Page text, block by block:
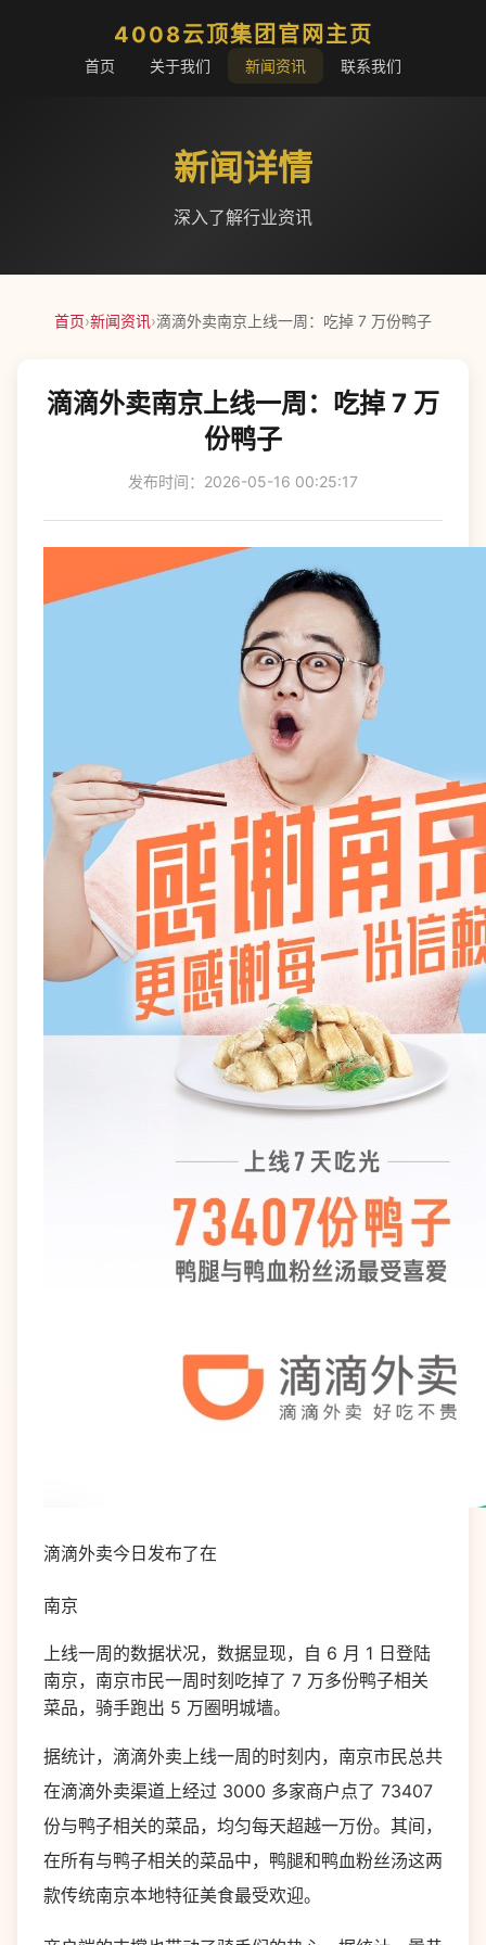
4008云顶集团官网主页
首页 关于我们 新闻资讯 联系我们
新闻详情
深入了解行业资讯
首页›新闻资讯›滴滴外卖南京上线一周：吃掉 7 万份鸭子
滴滴外卖南京上线一周：吃掉 7 万
份鸭子
发布时间：2026-05-16 00:25:17
滴滴外卖今日发布了在
南京
上线一周的数据状况，数据显现，自 6 月 1 日登陆
南京，南京市民一周时刻吃掉了 7 万多份鸭子相关
菜品，骑手跑出 5 万圈明城墙。
据统计，滴滴外卖上线一周的时刻内，南京市民总共
在滴滴外卖渠道上经过 3000 多家商户点了 73407
份与鸭子相关的菜品，均匀每天超越一万份。其间，
在所有与鸭子相关的菜品中，鸭腿和鸭血粉丝汤这两
款传统南京本地特征美食最受欢迎。